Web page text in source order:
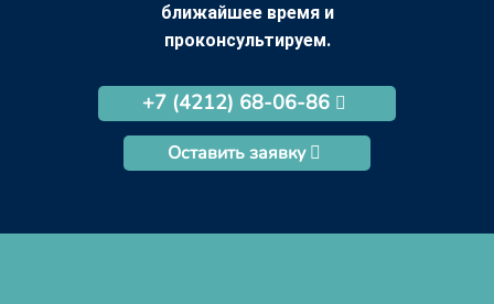
ближайшее время и
проконсультируем.
+7 (4212) 68-06-86
Оставить заявку